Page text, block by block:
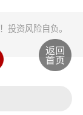
投资风险自负。